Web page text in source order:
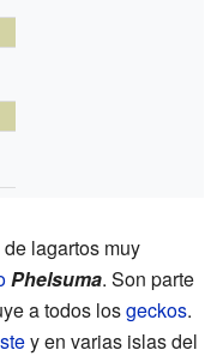
lagartos muy
Phelsuma. Son parte
a todos losgeckos.
y en varias islas del